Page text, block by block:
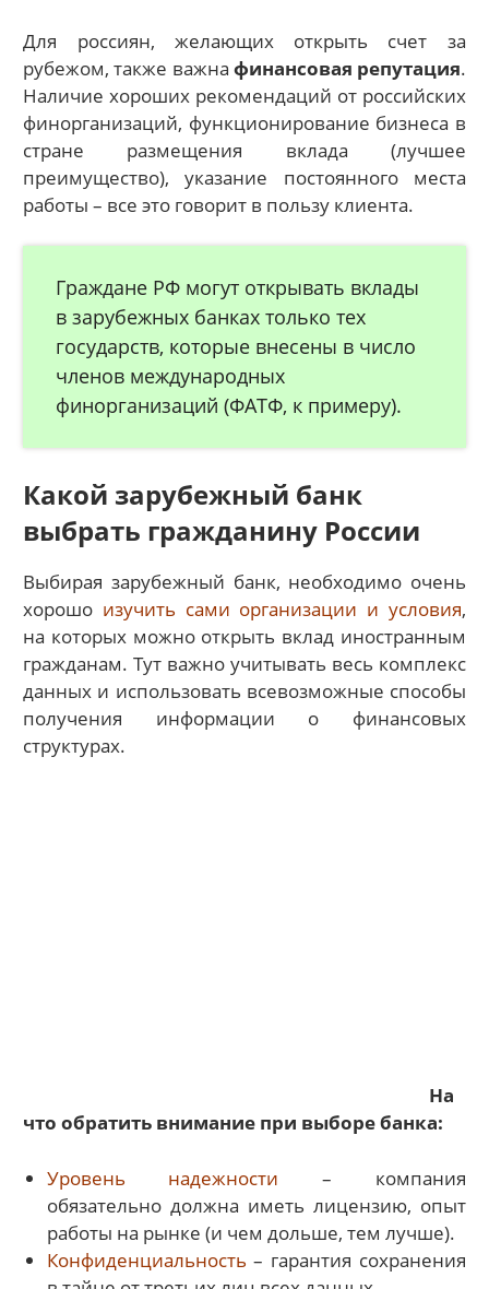
Для россиян, желающих открыть счет за
рубежом, также важна финансовая репутация.
Наличие хороших рекомендаций от российских
финорганизаций, функционирование бизнеса в
стране размещения вклада (лучшее
преимущество), указание постоянного места
работы – все это говорит в пользу клиента.
Граждане РФ могут открывать вклады
в зарубежных банках только тех
государств, которые внесены в число
членов международных
финорганизаций (ФАТФ, к примеру).
Какой зарубежный банк
выбрать гражданину России
Выбирая зарубежный банк, необходимо очень
хорошо изучить сами организации и условия,
на которых можно открыть вклад иностранным
гражданам. Тут важно учитывать весь комплекс
данных и использовать всевозможные способы
получения информации о финансовых
структурах.
На
что обратить внимание при выборе банка:
Уровень надежности – компания
обязательно должна иметь лицензию, опыт
работы на рынке (и чем дольше, тем лучше).
Конфиденциальность – гарантия сохранения